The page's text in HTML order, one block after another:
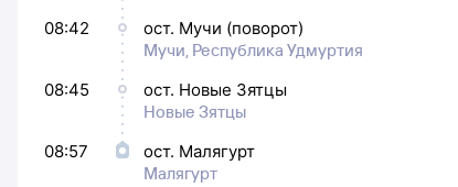
08:42
ост. Мучи (поворот)
Мучи, Республика Удмуртия
08:45
ост. Новые Зятцы
Новые Зятцы
08:57
ост. Малягурт
Малягурт